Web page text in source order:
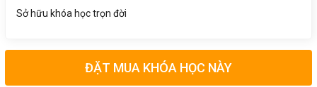
Sở hữu khóa học trọn đời
ĐẶT MUA KHÓA HỌC NÀY